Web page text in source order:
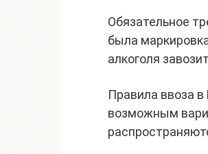
Обязательное
была
алкоголя
Правила ввоза
возможным